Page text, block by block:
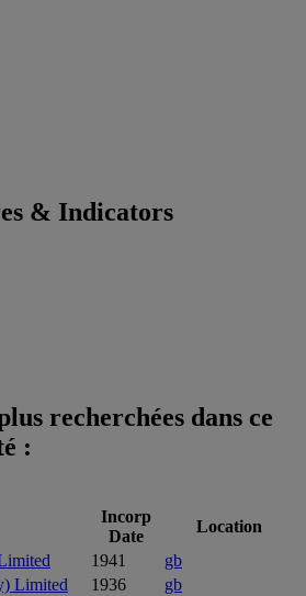
& Indicators
recherchées dans ce
:
Incorp
Date
Location
1941
gb
Limited
1936
gb